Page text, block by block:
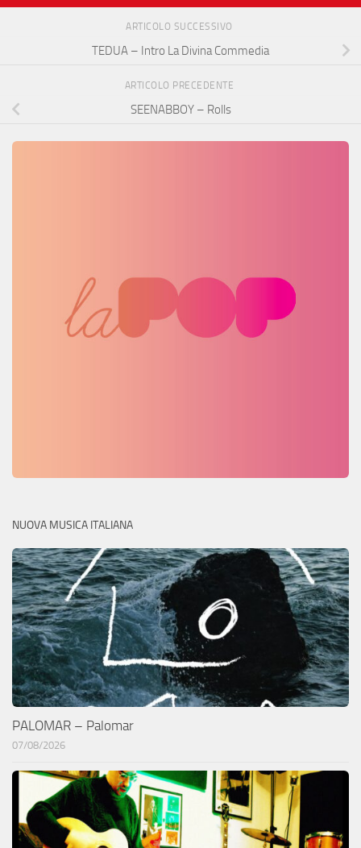
ARTICOLO SUCCESSIVO
TEDUA – Intro La Divina Commedia
ARTICOLO PRECEDENTE
SEENABBOY – Rolls
NUOVA MUSICA ITALIANA
PALOMAR – Palomar
07/08/2026